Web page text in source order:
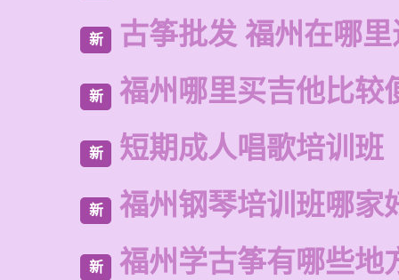
新 古筝批发 福州在哪
新 福州哪里买吉他比较
新 短期成人唱歌培训班
新 福州钢琴培训班哪家
新 福州学古筝有哪些地